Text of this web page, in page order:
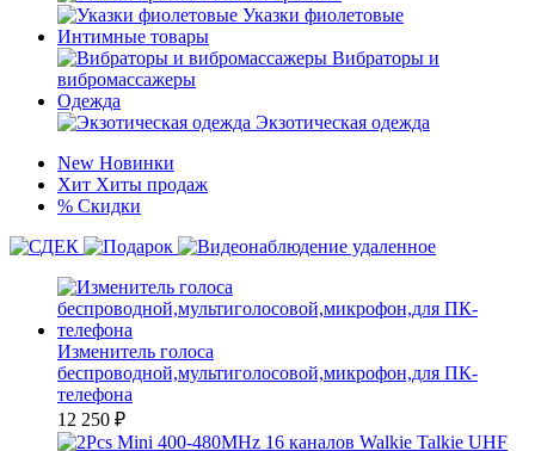
Указки фиолетовые
Интимные товары
Вибраторы и
вибромассажеры
Одежда
Экзотическая одежда
New Новинки
Хит Хиты продаж
% Скидки
Изменитель голоса
беспроводной,мультиголосовой,микрофон,для ПК-
телефона
12 250 ₽